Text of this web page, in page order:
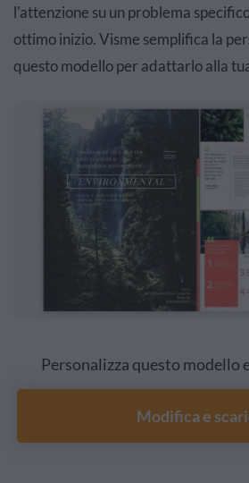
l'attenzione su un problema
ottimo inizio. Visme semplifica la
questo modello per adattarlo alla
Personalizza questo modello
Modifica e